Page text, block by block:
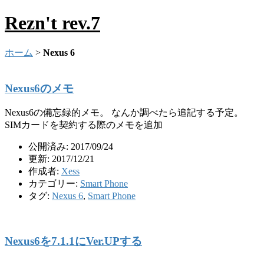
Rezn't rev.7
ホーム > Nexus 6
Nexus6のメモ
Nexus6の備忘録的メモ。 なんか調べたら追記する予定。
SIMカードを契約する際のメモを追加
公開済み: 2017/09/24
更新: 2017/12/21
作成者: Xess
カテゴリー: Smart Phone
タグ: Nexus 6, Smart Phone
Nexus6を7.1.1にVer.UPする